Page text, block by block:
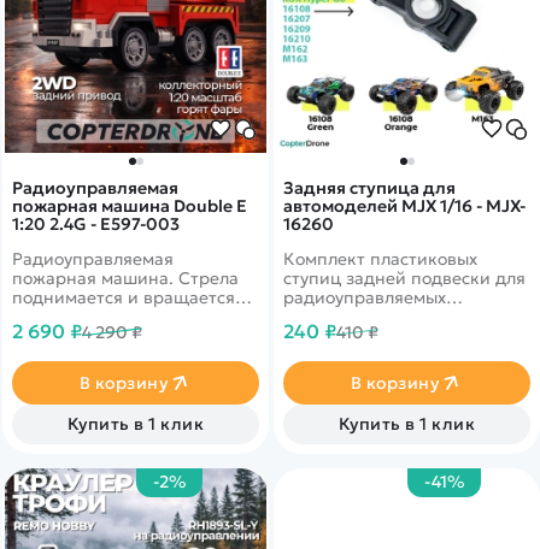
Радиоуправляемая
пожарная машина Double E
1:20 2.4G - E597-003
Радиоуправляемая
пожарная машина. Стрела
поднимается и вращается
обладает водной помпой.
сирены&nbsp;
2 690 ₽4 290 ₽
В корзину
Купить в 1 клик
Задняя ступица для
автомоделей MJX 1/16 - MJX-
16260
Комплект пластиковых
ступиц задней подвески для
радиоуправляемых
1/16.
240 ₽410 ₽
В корзину
Купить в 1 клик
-2% -41%